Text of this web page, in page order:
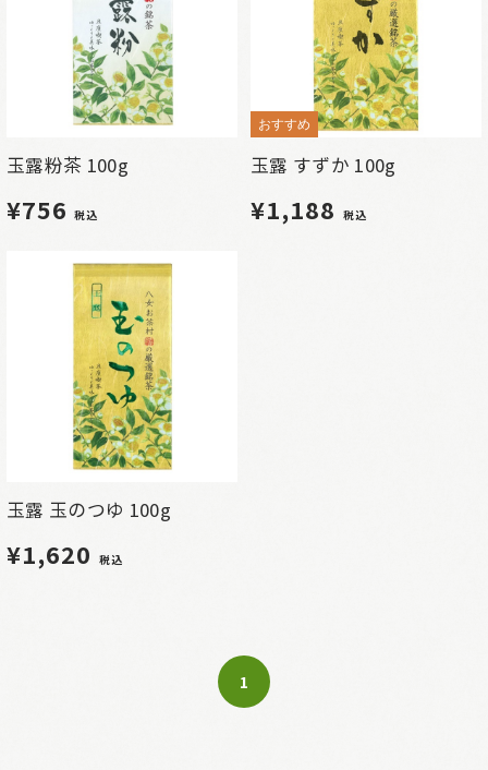
玉露粉茶 100g
¥756税込
おすすめ
玉露 すずか 100g
¥1,188 税込
玉露 玉のつゆ 100g
¥1,620 税込
1